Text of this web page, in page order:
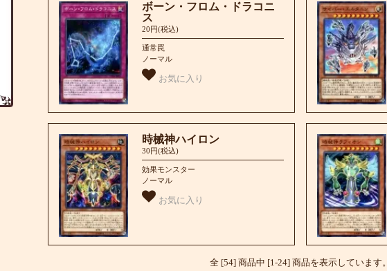
ボーン・フロム・ドラコニ
ス
20円(税込)
通常罠
ノーマル
お気に入り
時械神ハイロン
30円(税込)
効果モンスター
ノーマル
お気に入り
全 [54] 商品中 [1-24] 商品を表示しています。